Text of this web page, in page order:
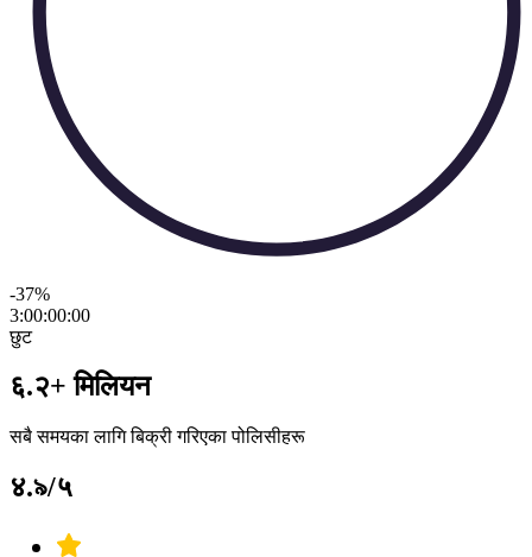
-37%
3:00:00:00
छुट
६.२+ मिलियन
सबै समयका लागि बिक्री गरिएका पोलिसीहरू
४.৯/५